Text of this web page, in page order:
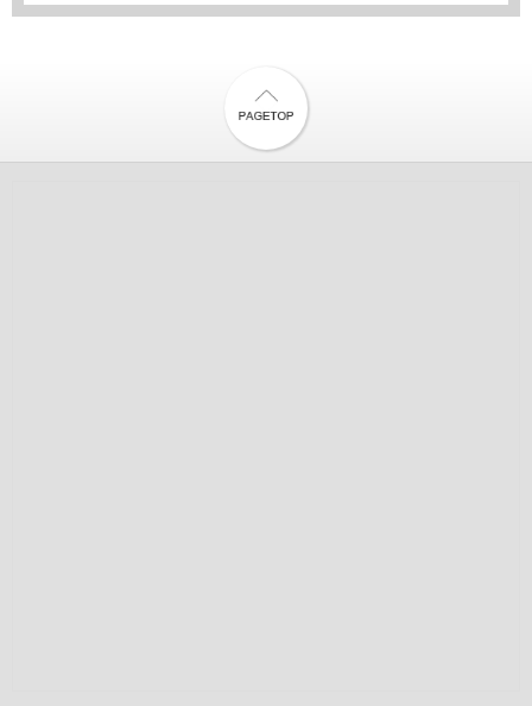
良かったと思っております。
初めての新居購入で何から始めていいかもわからない中でいろ
いろプロとしてのアドバイスをいただき前に進めることができ
ました。購入者の視点で物事を考えてくれるところがよかった